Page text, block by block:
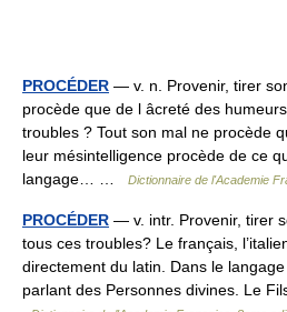
PROCÉDER — v. n. Provenir, tirer
procède que de l âcreté des
troubles ? Tout son mal ne procède
leur mésintelligence procède de ce
langage… …
Dictionnaire de l'Academie
PROCÉDER — v. intr. Provenir, tirer
tous ces troubles? Le français,
directement du latin. Dans le
parlant des Personnes divines. Le